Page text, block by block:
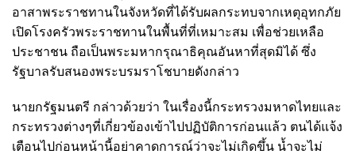
อาสาพระราชทานในจังหวัดที่ได้รับผลกระทบจากเหตุอุทกภัย
เปิดโรงครัวพระราชทานในพื้นที่ที่เหมาะสม เพื่อช่วยเหลือ
ประชาชน ถือเป็นพระมหากรุณาธิคุณอันหาที่สุดมิได้ ซึ่ง
รัฐบาลรับสนองพระบรมราโชบายดังกล่าว
นายกรัฐมนตรี กล่าวด้วยว่า ในเรื่องนี้กระทรวงมหาดไทยและ
กระทรวงต่างๆที่เกี่ยวข้องเข้าไปปฏิบัติการก่อนแล้ว ตนได้แจ้ง
เตือนไปก่อนหน้านี้อย่าคาดการณ์ว่าจะไม่เกิดขึ้น น้ำจะไม่